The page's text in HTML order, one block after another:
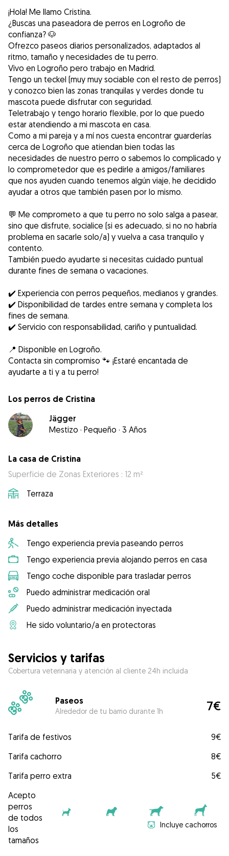
¡Hola! Me llamo Cristina.
¿Buscas una paseadora de perros en Logroño de
confianza? 🐶
Ofrezco paseos diarios personalizados, adaptados al
ritmo, tamaño y necesidades de tu perro.
Vivo en Logroño pero trabajo en Madrid.
Tengo un teckel (muy muy sociable con el resto de perros)
y conozco bien las zonas tranquilas y verdes donde tu
mascota puede disfrutar con seguridad.
Teletrabajo y tengo horario flexible, por lo que puedo
estar atendiendo a mi mascota en casa.
Como a mi pareja y a mí nos cuesta encontrar guarderías
cerca de Logroño que atiendan bien todas las
necesidades de nuestro perro o sabemos lo complicado y
lo comprometedor que es pedirle a amigos/familiares
que nos ayuden cuando tenemos algún viaje, he decidido
ayudar a otros que también pasen por lo mismo.
💬 Me comprometo a que tu perro no solo salga a pasear,
sino que disfrute, socialice (si es adecuado, si no no habría
problema en sacarle solo/a) y vuelva a casa tranquilo y
contento.
También puedo ayudarte si necesitas cuidado puntual
durante fines de semana o vacaciones.
✔️ Experiencia con perros pequeños, medianos y grandes.
✔️ Disponibilidad de tardes entre semana y completa los
fines de semana.
✔️ Servicio con responsabilidad, cariño y puntualidad.
📍 Disponible en Logroño.
Contacta sin compromiso 🐾 ¡Estaré encantada de
ayudarte a ti y a tu perro!
Los perros de Cristina
Jägger
Mestizo · Pequeño · 3 Años
La casa de Cristina
Superficie de Zonas Exteriores : 12 m²
Terraza
Más detalles
Tengo experiencia previa paseando perros
Tengo experiencia previa alojando perros en casa
Tengo coche disponible para trasladar perros
Puedo administrar medicación oral
Puedo administrar medicación inyectada
He sido voluntario/a en protectoras
Servicios y tarifas
Cobertura veterinaria y atención al cliente 24h incluida
Paseos
Alrededor de tu barrio durante 1h 7€
Tarifa de festivos
9€
Tarifa cachorro
8€
Tarifa perro extra
5€
Acepto
perros
de todos
los
tamaños
Incluye cachorros